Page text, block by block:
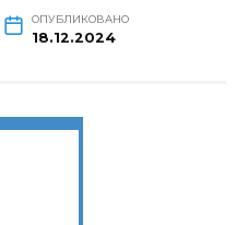
ОПУБЛИКОВАНО
18.12.2024